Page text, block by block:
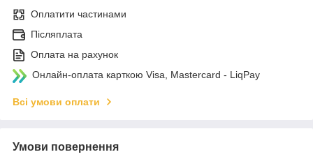
Оплатити частинами
Післяплата
Оплата на рахунок
Онлайн-оплата карткою Visa, Mastercard - LiqPay
Всі умови оплати
Умови повернення